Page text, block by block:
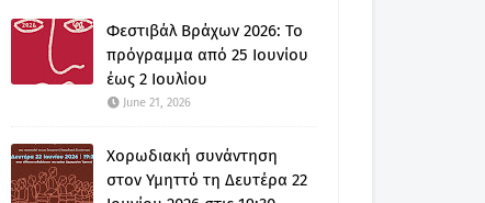
Φεστιβάλ Βράχων 2026: Το
πρόγραμμα από 25 Ιουνίου
έως 2 Ιουλίου
June 21, 2026
Χορωδιακή συνάντηση
στον Υμηττό τη Δευτέρα 22